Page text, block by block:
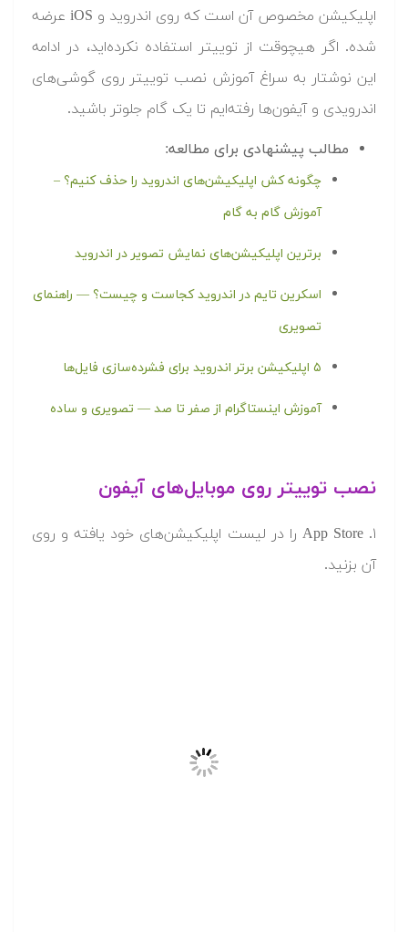
اپلیکیشن مخصوص آن است که روی اندروید و iOS عرضه
شده. اگر هیچوقت از توییتر استفاده نکرده‌اید، در ادامه
این نوشتار به سراغ آموزش نصب توییتر روی گوشی‌های
اندرویدی و آیفون‌ها رفته‌ایم تا یک گام جلوتر باشید.
مطالب پیشنهادی برای مطالعه:
چگونه کش اپلیکیشن‌های اندروید را حذف کنیم؟ –
آموزش گام به گام
برترین اپلیکیشن‌های نمایش تصویر در اندروید
اسکرین تایم در اندروید کجاست و چیست؟ — راهنمای
تصویری
۵ اپلیکیشن برتر اندروید برای فشرده‌سازی فایل‌ها
آموزش اینستاگرام از صفر تا صد — تصویری و ساده
نصب توییتر روی موبایل‌های آیفون
۱. App Store را در لیست اپلیکیشن‌های خود یافته و روی
آن بزنید.